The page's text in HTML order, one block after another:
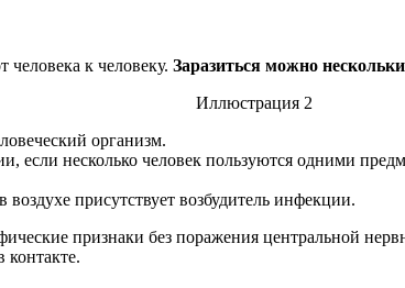
к человеку. Заразиться можно
организм.
если несколько человек пользуются одними
присутствует возбудитель инфекции.
признаки без поражения центральной